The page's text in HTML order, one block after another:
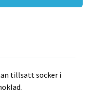
tillsatt socker i